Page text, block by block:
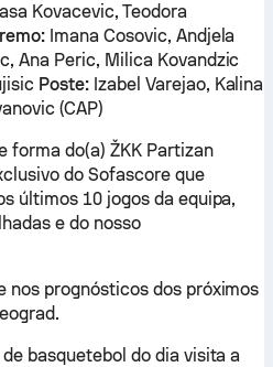
Kovacevic, Teodora
Imana Cosovic, Andjela
Ana Peric, Milica Kovandzic
Poste: Izabel Varejao, Kalina
(CAP)
forma do(a) ŽKK Partizan
do Sofascore que
últimos 10 jogos da equipa,
e do nosso
nos prognósticos dos próximos
basquetebol do dia visita a